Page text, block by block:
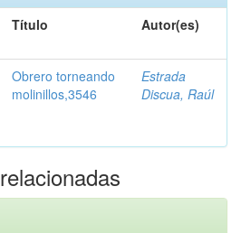
Título Autor(es)
Obrero torneando
molinillos,3546
Estrada
Discua, Raúl